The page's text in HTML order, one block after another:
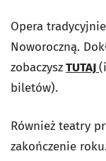
Opera
Noworoczną.
zobaczyszTUTAJ
biletów).
Również teatry
zakończenie